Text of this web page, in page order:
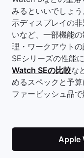
みるといいでしょ
示ディスプレイの
いなど、一部機能
理・ワークアウトの
SEシリーズの性能に
Watch SEの比較な
めるスペックと予
ファービッシュ品
Apple